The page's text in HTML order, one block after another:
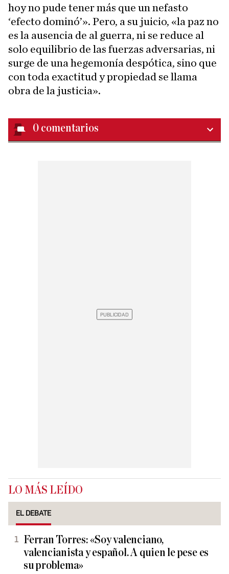
hoy no pude tener más que un nefasto
‘efecto dominó’». Pero, a su juicio, «la paz no
es la ausencia de al guerra, ni se reduce al
solo equilibrio de las fuerzas adversarias, ni
surge de una hegemonía despótica, sino que
con toda exactitud y propiedad se llama
obra de la justicia».
0 comentarios
LO MÁS LEÍDO
EL DEBATE
Ferran Torres: «Soy valenciano,
valencianista y español. A quien le pese es
su problema»